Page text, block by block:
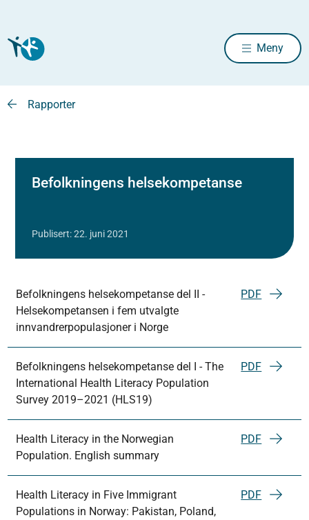
Meny
Rapporter
Befolkningens helsekompetanse
Publisert: 22. juni 2021
Befolkningens helsekompetanse del II -
Helsekompetansen i fem utvalgte
innvandrerpopulasjoner i Norge
PDF
Befolkningens helsekompetanse del I - The
International Health Literacy Population
Survey 2019–2021 (HLS19)
PDF
Health Literacy in the Norwegian
Population. English summary
PDF
Health Literacy in Five Immigrant
Populations in Norway: Pakistan, Poland,
PDF